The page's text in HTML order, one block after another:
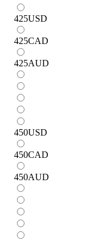
425USD
425CAD
425AUD
450USD
450CAD
450AUD